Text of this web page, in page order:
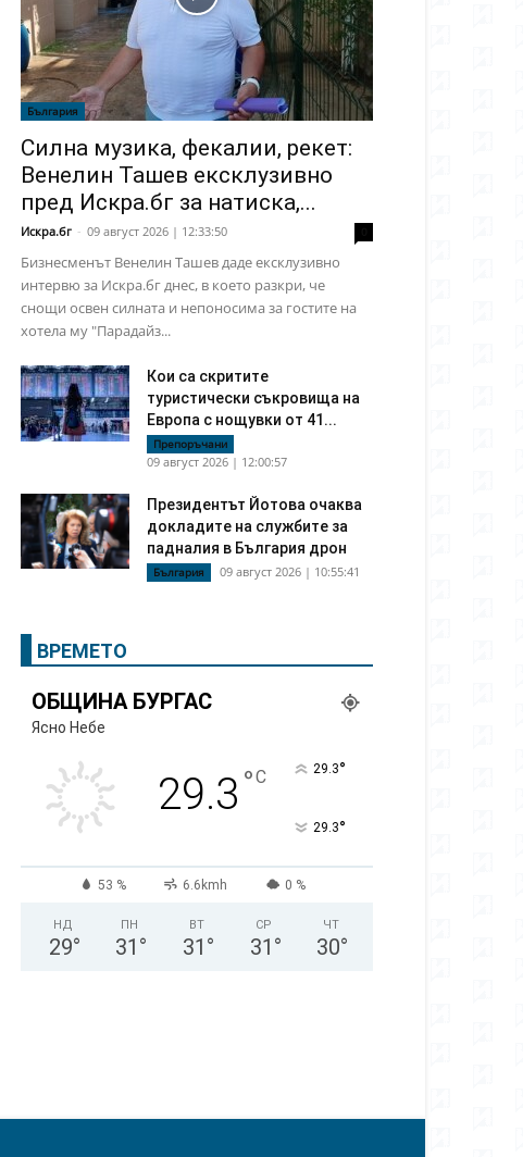
България
Силна музика, фекалии, рекет:
Венелин Ташев ексклузивно
пред Искра.бг за натиска,...
Искра.бг - 09 август 2026 | 12:33:50
Бизнесменът Венелин Ташев даде ексклузивно
интервю за Искра.бг днес, в което разкри, че
снощи освен силната и непоносима за гостите на
хотела му "Парадайз...
Кои са скритите
туристически съкровища на
Европа с нощувки от 41...
Препоръчани
09 август 2026 | 12:00:57
Президентът Йотова очаква
докладите на службите за
падналия в България дрон
България 09 август 2026 | 10:55:41
ВРЕМЕТО
ОБЩИНА БУРГАС
Ясно Небе
29.3 °C 29.3°
29.3°
53 % 6.6kmh 0 %
НД
29°
ПН
31 °
ВТ
31 °
СР
31 °
ЧТ
30°